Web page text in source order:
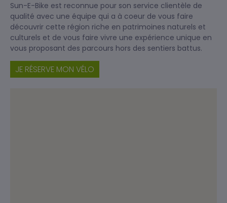
Sun-E-Bike est reconnue pour son service clientèle de
qualité avec une équipe qui a à coeur de vous faire
découvrir cette région riche en patrimoines naturels et
culturels et de vous faire vivre une expérience unique en
vous proposant des parcours hors des sentiers battus.
JE RÉSERVE MON VÉLO